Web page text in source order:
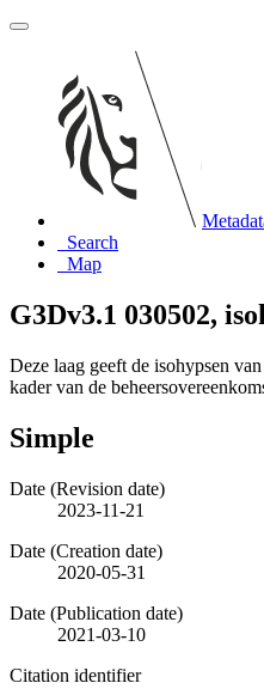
Search
Map
G3Dv3.1 030502,
Deze laag geeft de isohypsen
kader van de
Simple
Date (Revision date)
2023-11-21
Date (Creation date)
2020-05-31
Date (Publication date)
2021-03-10
Citation identifier